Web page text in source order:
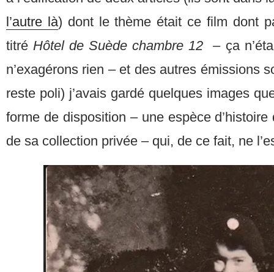
l’autre là) dont le thème était ce film dont
titréHôtel de Suède chambre 12 – ça
n’exagérons rien – et des autres émissions
reste poli) j’avais gardé quelques images
forme de disposition – une espèce d’histoire
de sa collection privée – qui, de ce fait, ne